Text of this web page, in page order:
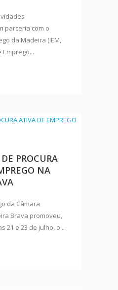
parceria com o
da Madeira (IEM,
Emprego...
PROCURA
NA
da Câmara
Brava promoveu,
21 e 23 de julho, o...